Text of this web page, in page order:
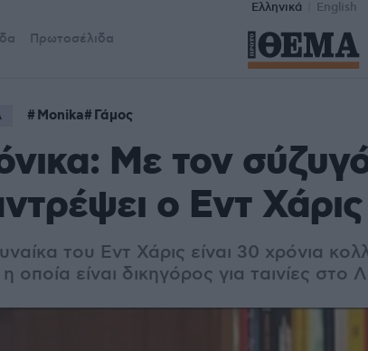
Ελληνικά English
Πρωτοσέλιδα
Monika Γάμος
Με τον
ο Εντ Χάρις
του Εντ Χάρις είναι 30 χρόνια
οποία είναι δικηγόρος για ταινίες στο